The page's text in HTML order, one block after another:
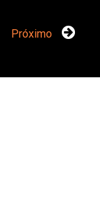
Próximo